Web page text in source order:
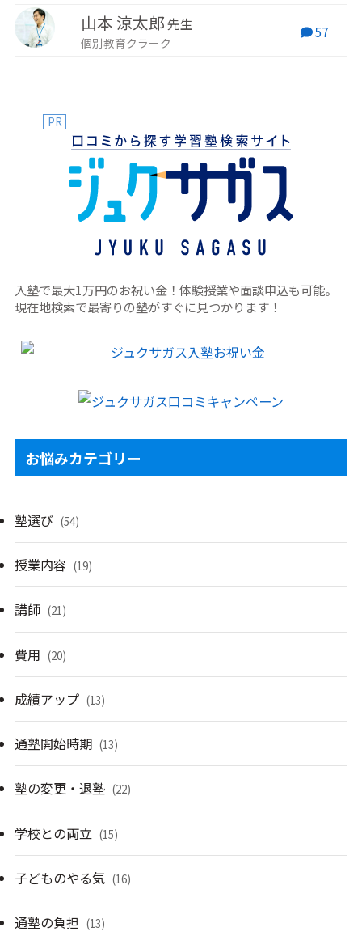
山本 涼太郎先生
個別教育クラーク
57
PR
入塾で最大1万円のお祝い金！体験授業や面談申込も可能。
現在地検索で最寄りの塾がすぐに見つかります！
お悩みカテゴリー
塾選び (54)
授業内容 (19)
講師 (21)
費用 (20)
成績アップ (13)
通塾開始時期 (13)
塾の変更・退塾 (22)
学校との両立 (15)
子どものやる気 (16)
通塾の負担 (13)